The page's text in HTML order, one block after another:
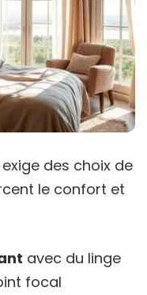
exige des choix de
le confort et
avec du linge
focal